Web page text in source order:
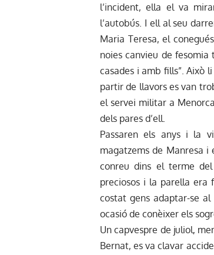
l’incident, ella el va
l’autobús. I ell al seu
Maria Teresa, el
noies canvieu de
casades i amb fills”. Això
partir de llavors es van
el servei militar a
dels pares d’ell.
Passaren els anys i la
magatzems de Manresa i
conreu dins el terme
preciosos i la parella era
costat gens adaptar-se
ocasió de conèixer els
Un capvespre de juliol,
Bernat, es va clavar